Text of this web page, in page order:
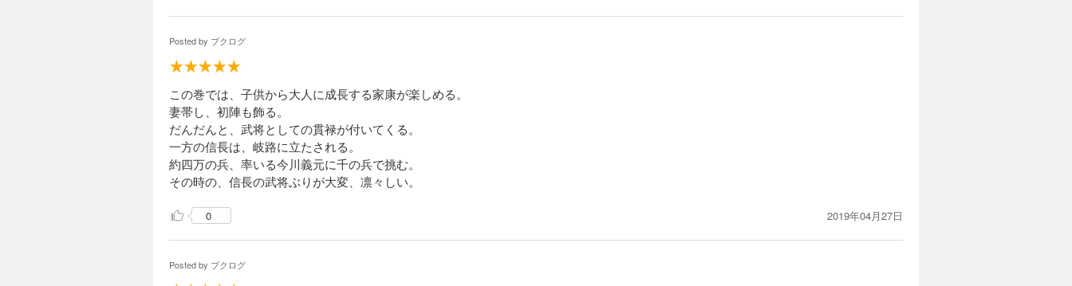
カートに入れる
徳川家康（17） 軍荼利の巻
935円 (税込)
石田三成の家康に対する敵意はますますつのった。だが皮肉にも彼は、秀吉子飼いの七将の襲撃を避けるため家康
の庇護を受ける羽目に。いったん三成を近江へ帰した家康は、上杉討伐を名目に出兵を決行。と、その留守を狙っ
Posted by ブクログ
この巻では、子供から大人に成長する家康が楽しめる。
妻帯し、初陣も飾る。
だんだんと、武将としての貫禄が付いてくる。
一方の信長は、岐路に立たされる。
約四万の兵、率いる今川義元に千の兵で挑む。
その時の、信長の武将ぶりが大変、凛々しい。
0 2019年04月27日
Posted by ブクログ